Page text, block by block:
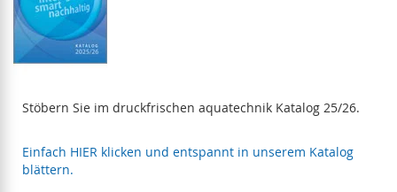
Stöbern Sie im druckfrischen aquatechnik Katalog 25/26.
Einfach HIER klicken und entspannt in unserem Katalog
blättern.